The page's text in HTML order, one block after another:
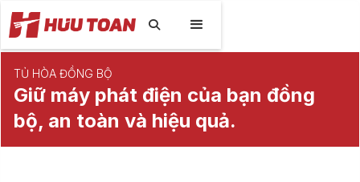

TỦ HÒA ĐỒNG BỘ
Giữ máy phát điện của bạn đồng
bộ, an toàn và hiệu quả.